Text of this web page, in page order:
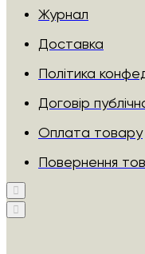
Журнал
Доставка
Політика
Договір
Оплата товару
Повернення